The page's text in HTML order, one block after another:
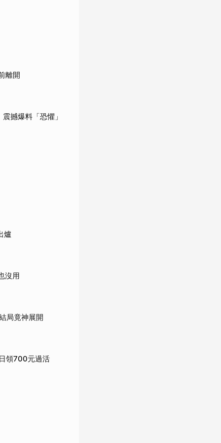
離開
撼爆料「恐懼」
爐
沒用
局竟神展開
領700元過活